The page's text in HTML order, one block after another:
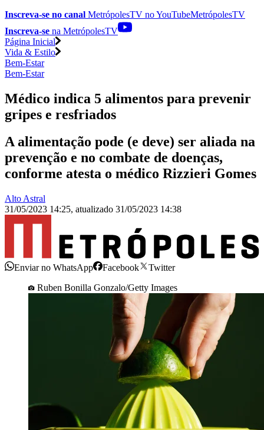
Inscreva-se no canal MetrópolesTV noYouTubeMetrópolesTV
Inscreva-se na MetrópolesTV
Página Inicial
Vida & Estilo
Bem-Estar
Bem-Estar
Médico indica 5 alimentos para prevenir
gripes e resfriados
A alimentação pode (e deve) ser aliada na
prevenção e no combate de doenças,
conforme atesta o médico Rizzieri Gomes
Alto Astral
31/05/2023 14:25, atualizado 31/05/2023 14:38
Enviar no WhatsApp Facebook
Twitter
Ruben Bonilla Gonzalo/Getty Images